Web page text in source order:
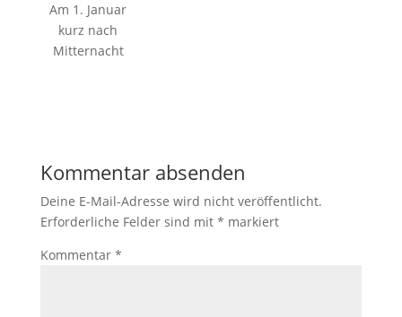
Am 1. Januar
kurz nach
Mitternacht
Kommentar absenden
Deine E-Mail-Adresse wird nicht veröffentlicht.
Erforderliche Felder sind mit * markiert
Kommentar *